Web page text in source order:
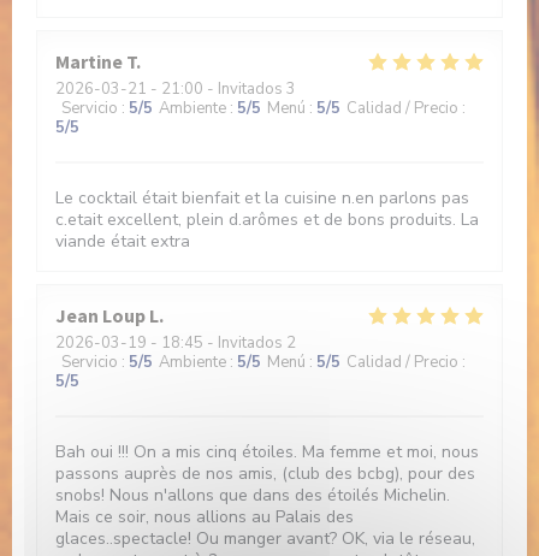
Martine T
2026-03-21 - 21:00 - Invitados 3
Servicio : 5/5 Ambiente : 5/5 Menú : 5/5 Calidad / Precio :
5/5
Le cocktail était bienfait et la cuisine n.en parlons pas
c.etait excellent, plein d.arômes et de bons produits. La
viande était extra
Jean Loup L
2026-03-19 - 18:45 - Invitados 2
Servicio : 5/5 Ambiente : 5/5 Menú : 5/5 Calidad / Precio :
5/5
Bah oui !!! On a mis cinq étoiles. Ma femme et moi, nous
passons auprès de nos amis, (club des bcbg), pour des
snobs! Nous n'allons que dans des étoilés Michelin.
Mais ce soir, nous allions au Palais des
glaces..spectacle! Ou manger avant? OK, via le réseau,